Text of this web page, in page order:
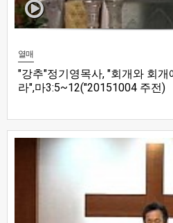
열매
"강추"정기영목사, "회개와 회
라",마3:5~12("20151004 주전)